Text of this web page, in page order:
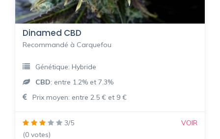
Dinamed CBD
Recommandé à Carquefou
Génétique: Hybride
CBD: entre 1.2% et 7.3%
Prix moyen: entre 2.5 € et 9 €
3/5
(0 votes)
VOIR